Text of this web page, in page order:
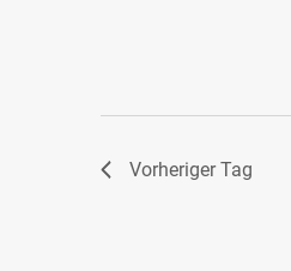
Vorheriger Tag